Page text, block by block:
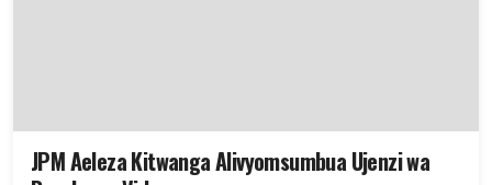
JPM Aeleza Kitwanga Alivyomsumbua Ujenzi wa